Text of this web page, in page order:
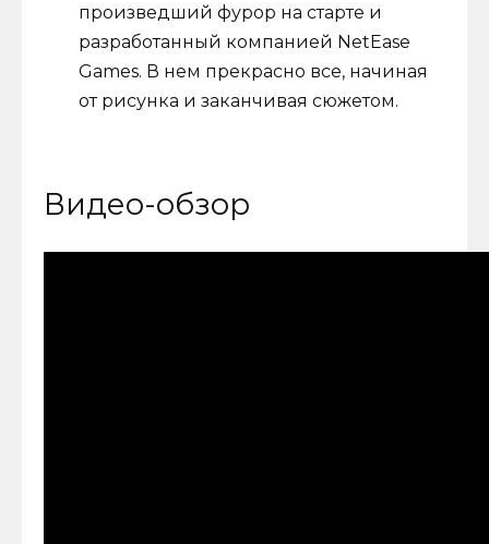
произведший фурор на старте и
разработанный компанией NetEase
Games. В нем прекрасно все, начиная
от рисунка и заканчивая сюжетом.
Видео-обзор